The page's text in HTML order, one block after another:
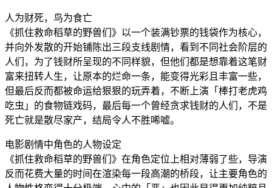
人为财死，鸟为食亡
《抓住救命稻草的野兽们》以一个装满钞票的钱袋作为核心，
并向外发散的开始铺陈出三段支线剧情，看到不同社会阶层的
人们，为了钱财所呈现的不同样貌，但他们都是想靠着这笔财
富来扭转人生，让原本的烂命一条，能变得光彩且丰富一些，
但最后反而都被命运给狠狠的玩弄着，不断上演「棒打老虎鸡
吃虫」的食物链戏码，最后每一个曾经贪求钱财的人们，不是
死亡就是散尽家产，结局令人不胜唏嘘。
电影剧情中角色的人物设定
《抓住救命稻草的野兽们》在角色定位上相对薄弱了些，导演
反而花费大量的时间在渲染每一段高潮的桥段，让主要角色的